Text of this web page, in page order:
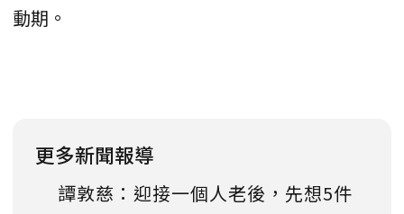
動期。
更多新聞報導
譚敦慈：迎接一個人老後，先想5件